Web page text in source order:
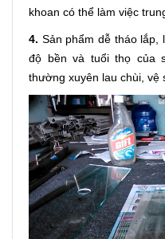
khoan có thể làm việc
4. Sản phẩm dễ tháo lắp,
độ bền và tuổi thọ của
thường xuyên lau chùi, vệ